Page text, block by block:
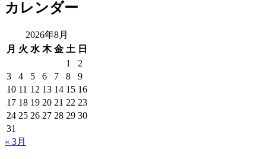
カレンダー
2026年8月
月 火 水 木 金 土 日
1
2
3
4 5 6 7 8
9
10 11 12 13 14 15 16
17 18 19 20 21 22 23
24 25 26 27 28 29 30
31
« 3月